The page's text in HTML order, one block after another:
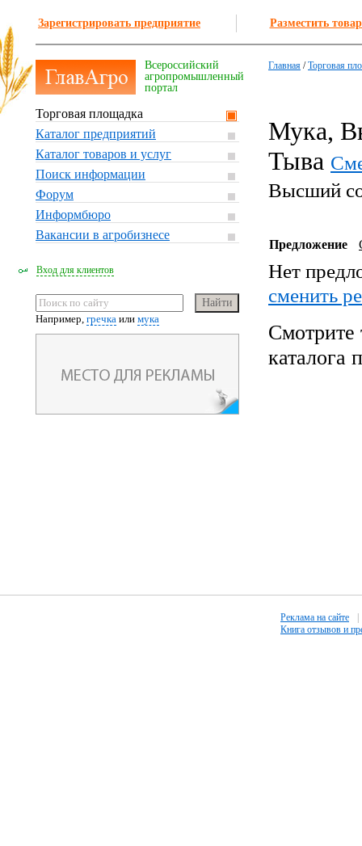
Зарегистрировать предприятие Разместить
Всероссийский
агропромышленный
портал
Торговая площадка
Каталог предприятий
Каталог товаров и услуг
Поиск информации
Форум
Информбюро
Вакансии в агробизнесе
Вход для клиентов
Например, гречка или мука
Главная /Торговая
Мука,
Тыва
Высший
Предложение
Нет
cменить
Смотрите
каталога
Реклама на сайте
Книга отзывов и